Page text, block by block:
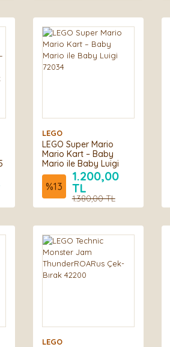
LEGO
LEGO Super Mario
Mario Kart – Baby
Mario ile Baby Luigi
72034
%13
1.200,00
TL
1.380,00 TL
LEGO